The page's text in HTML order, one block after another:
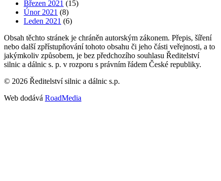
Březen 2021 (15)
Únor 2021 (8)
Leden 2021 (6)
Obsah těchto stránek je chráněn autorským zákonem. Přepis, šíření
nebo další zpřístupňování tohoto obsahu či jeho části veřejnosti, a to
jakýmkoliv způsobem, je bez předchozího souhlasu Ředitelství
silnic a dálnic s. p. v rozporu s právním řádem České republiky.
© 2026 Ředitelství silnic a dálnic s.p.
Web dodává RoadMedia